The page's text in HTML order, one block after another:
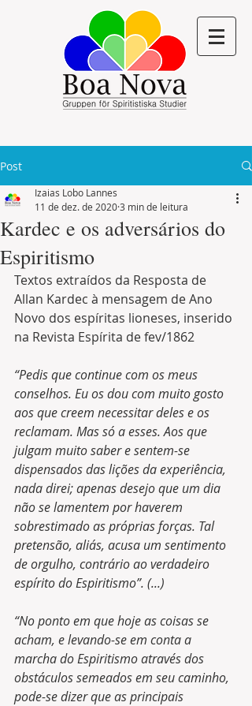
Post
Kardec e os adversários do
Espiritismo
Izaias Lobo Lannes
11 de dez. de 20203 min de leitura
Textos extraídos da Resposta de
Allan Kardec à mensagem de Ano
Novo dos espíritas lioneses, inserido
na Revista Espírita de fev/1862
“Pedis que continue com os meus
conselhos. Eu os dou com muito gosto
aos que creem necessitar deles e os
reclamam. Mas só a esses. Aos que
julgam muito saber e sentem-se
dispensados das lições da experiência,
nada direi; apenas desejo que um dia
não se lamentem por haverem
sobrestimado as próprias forças. Tal
pretensão, aliás, acusa um sentimento
de orgulho, contrário ao verdadeiro
espírito do Espiritismo”. (...)
“No ponto em que hoje as coisas se
acham, e levando-se em conta a
marcha do Espiritismo através dos
obstáculos semeados em seu caminho,
pode-se dizer que as principais